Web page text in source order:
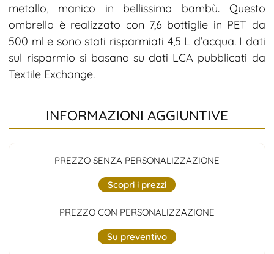
metallo, manico in bellissimo bambù. Questo
ombrello è realizzato con 7,6 bottiglie in PET da
500 ml e sono stati risparmiati 4,5 L d’acqua. I dati
sul risparmio si basano su dati LCA pubblicati da
Textile Exchange.
INFORMAZIONI AGGIUNTIVE
PREZZO SENZA PERSONALIZZAZIONE
Scopri i prezzi
PREZZO CON PERSONALIZZAZIONE
Su preventivo